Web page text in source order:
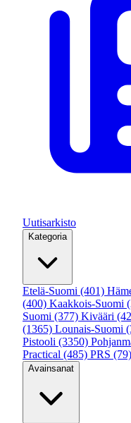
Uutisarkisto
Kategoria
Etelä-Suomi (401)
(400) Kaakkois-Suomi
Suomi (377) Kivääri
(1365) Lounais-Suomi
Pistooli (3350)
Practical (485) PRS (79)
Avainsanat